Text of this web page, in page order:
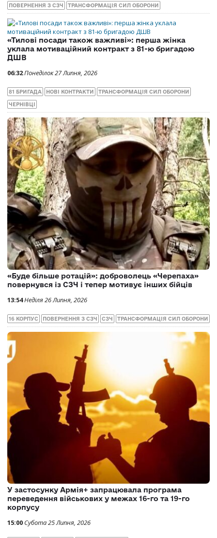
ПОВЕРНЕННЯ З СЗЧ ТРАНСФОРМАЦІЯ СИЛ ОБОРОНИ
«Тилові посади також важливі»: перша жінка
уклала мотиваційний контракт з 81-ю бригадою
ДШВ
06:32Понеділок 27 Липня, 2026
81 БРИГАДА НОВІ КОНТРАКТИ ТРАНСФОРМАЦІЯ СИЛ ОБОРОНИ
ЧЕРНІВЦІ
«Буде більше ротацій»: доброволець «Черепаха»
повернувся із СЗЧ і тепер мотивує інших бійців
13:54Неділя 26 Липня, 2026
16 КОРПУС ПОВЕРНЕННЯ З СЗЧ СЗЧ ТРАНСФОРМАЦІЯ СИЛ ОБОРОНИ
У застосунку Армія+ запрацювала програма
переведення військових у межах 16-го та 19-го
корпусу
15:00 Субота 25 Липня, 2026